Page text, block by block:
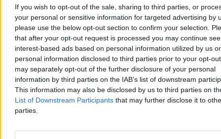
If you wish to opt-out of the sale, sharing to third parties, or
your personal or sensitive information for targeted advertising by
please use the below opt-out section to confirm your selection.
that after your opt-out request is processed you may continue
interest-based ads based on personal information utilized by us or
personal information disclosed to third parties prior to your opt-
may separately opt-out of the further disclosure of your personal
information by third parties on the IAB’s list of downstream
This information may also be disclosed by us to third parties on
List of Downstream Participants that may further disclose it to
parties.
ekonomiczna pomoc Zachodu dla Ukrainy stawała się jak
najmniejsza. Jednocześnie węgierski minister spraw zagranicznych
Péter Szijjártó od początku wojny co najmniej 16 razy jeździł do
Moskwy, a między wizytami utrzymywał stały kontakt z Kremlem.
Wedle artykułu „Washington Post” z 22 marca 2026 r.:
Péter Szijjártó regularnie dzwonił do Rosji w
przerwach między spotkaniami na forum Unii
Europejskiej, aby przekazywać swojemu rosyjskiemu
odpowiednikowi Siergiejowi Ławrowowi relacje na
żywo z prowadzonych rozmów.
Zestawienie tych zdarzeń zdaje się wskazywać, iż Orbán, jak na